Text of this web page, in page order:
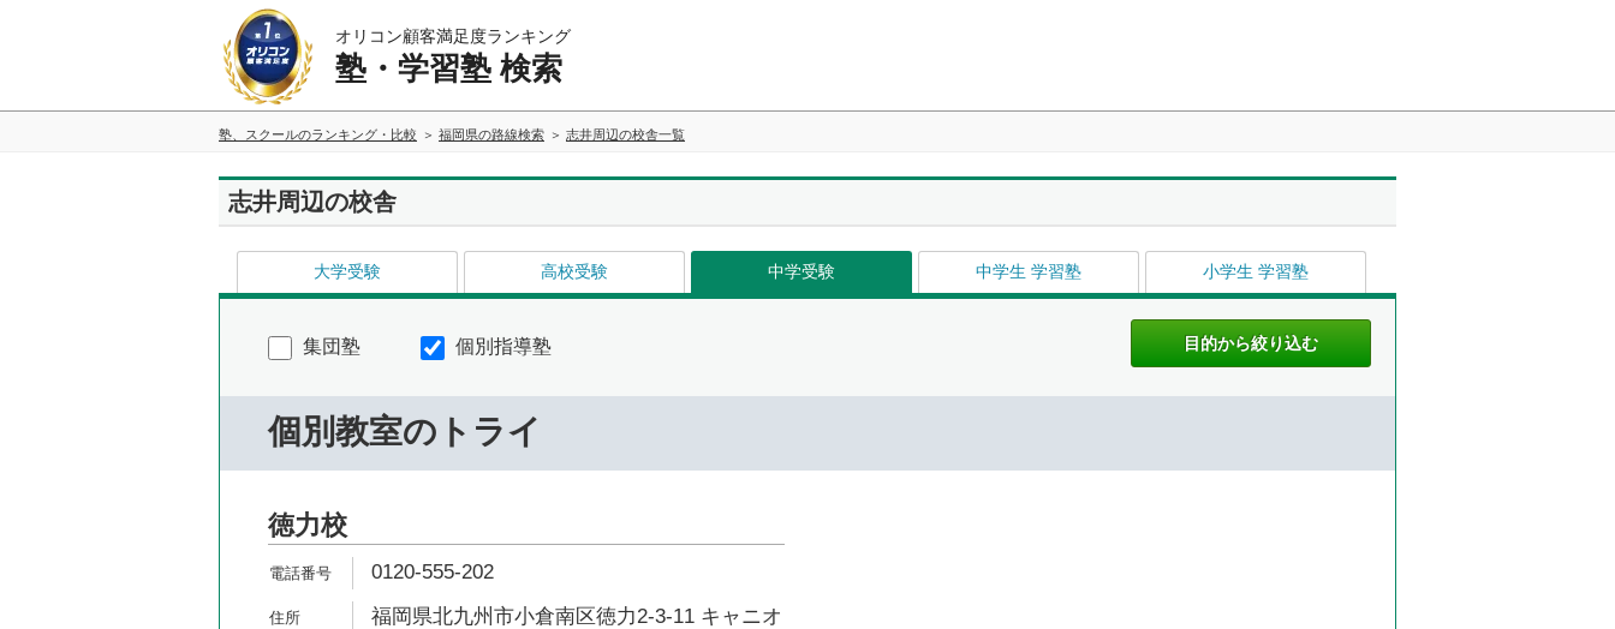
オリコン顧客満足度ランキング
塾・学習塾 検索
塾、スクールのランキング・比較 福岡県の路線検索 志井周辺の校舎一覧
志井周辺の校舎
大学受験 高校受験 中学受験 中学生 学習塾 小学生 学習塾
集団塾 個別指導塾
個別教室のトライ
徳力校
0120-555-202
福岡県北九州市小倉南区徳力2-3-11 キャニオ